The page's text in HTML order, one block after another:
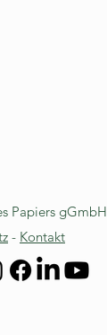
Papiers gGmbH
- Kontakt